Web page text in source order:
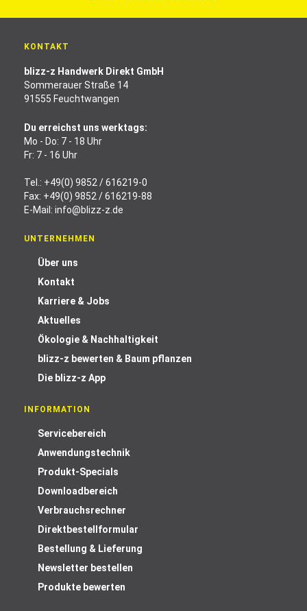
KONTAKT
blizz-z Handwerk Direkt GmbH
Sommerauer Straße 14
91555 Feuchtwangen
Du erreichst uns werktags:
Mo - Do: 7 - 18 Uhr
Fr: 7 - 16 Uhr
Tel.: +49(0) 9852 / 616219-0
Fax: +49(0) 9852 / 616219-88
E-Mail: info@blizz-z.de
UNTERNEHMEN
Über uns
Kontakt
Karriere & Jobs
Aktuelles
Ökologie & Nachhaltigkeit
blizz-z bewerten & Baum pflanzen
Die blizz-z App
INFORMATION
Servicebereich
Anwendungstechnik
Produkt-Specials
Downloadbereich
Verbrauchsrechner
Direktbestellformular
Bestellung & Lieferung
Newsletter bestellen
Produkte bewerten